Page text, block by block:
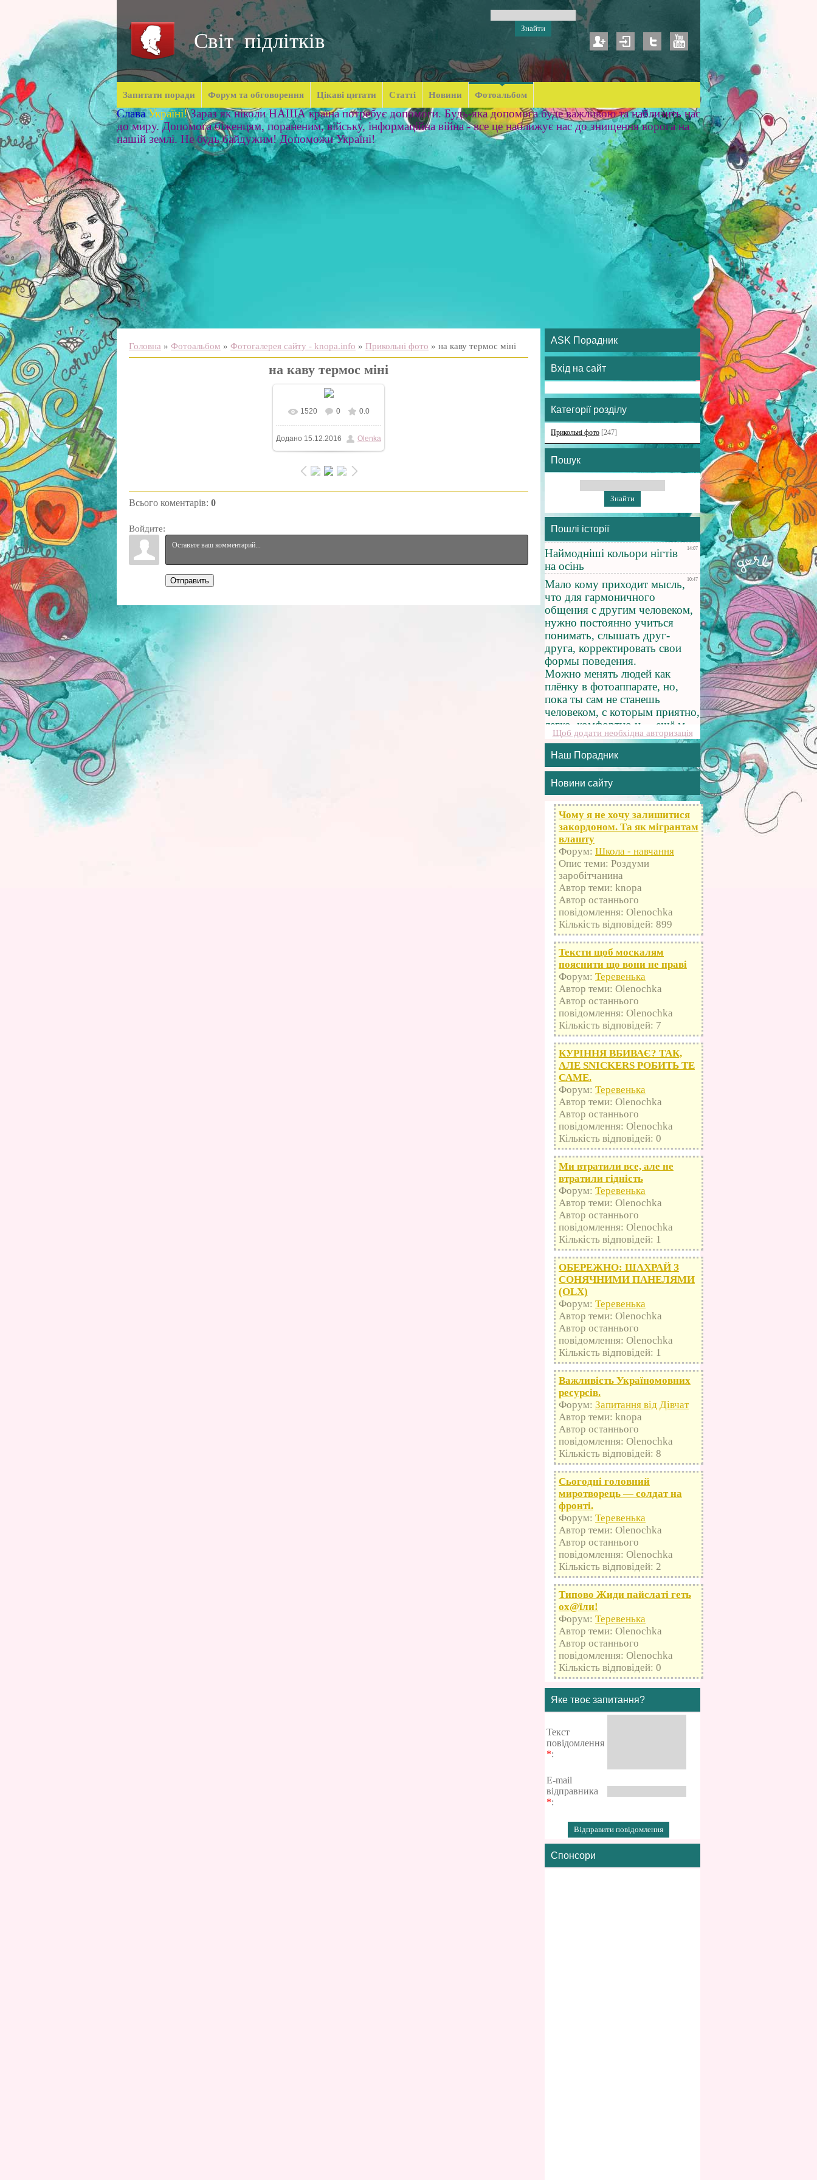
Світ підлітків
Запитати поради Форум та обговорення Цікаві цитати Статті Новини Фотоальбом
Слава Україні! Зараз як ніколи НАША країна потребує допомоги. Будь-яка допомога буде важливою та наблизить нас
до миру. Допомога біженцям, пораненим, війську, інформаційна війна - все це наближує нас до знищення ворога на
нашій землі. Не будь байдужим! Допоможи Україні!
Головна » Фотоальбом » Фотогалерея сайту - knopa.info » Прикольні фото » на каву термос міні
на каву термос міні
У реальному розмірі
600x600/ 16.6Kb
1520 0 0.0
Додано 15.12.2016 Olenka
Всього коментарів: 0
Войдите:
Отправить
ASK Порадник
Вхід на сайт
Категорії розділу
Прикольні фото [247]
Пошук
Пошлі історії
Щоб додати необхідна авторизація
Наш Порадник
Новини сайту
Чому я не хочу залишитися
закордоном. Та як мігрантам
влашту
Форум: Школа - навчання
Опис теми: Роздуми
заробітчанина
Автор теми: knopa
Автор останнього
повідомлення: Olenochka
Кількість відповідей: 899
Тексти щоб москалям
пояснити що вони не праві
Форум: Теревенька
Автор теми: Olenochka
Автор останнього
повідомлення: Olenochka
Кількість відповідей: 7
КУРІННЯ ВБИВАЄ? ТАК,
АЛЕ SNICKERS РОБИТЬ ТЕ
САМЕ.
Форум: Теревенька
Автор теми: Olenochka
Автор останнього
повідомлення: Olenochka
Кількість відповідей: 0
Ми втратили все, але не
втратили гідність
Форум: Теревенька
Автор теми: Olenochka
Автор останнього
повідомлення: Olenochka
Кількість відповідей: 1
ОБЕРЕЖНО: ШАХРАЙ З
СОНЯЧНИМИ ПАНЕЛЯМИ
(OLX)
Форум: Теревенька
Автор теми: Olenochka
Автор останнього
повідомлення: Olenochka
Кількість відповідей: 1
Важливість Україномовних
ресурсів.
Форум: Запитання від Дівчат
Автор теми: knopa
Автор останнього
повідомлення: Olenochka
Кількість відповідей: 8
Сьогодні головний
миротворець — солдат на
фронті.
Форум: Теревенька
Автор теми: Olenochka
Автор останнього
повідомлення: Olenochka
Кількість відповідей: 2
Типово Жиди пайслаті геть
оx@їли!
Форум: Теревенька
Автор теми: Olenochka
Автор останнього
повідомлення: Olenochka
Кількість відповідей: 0
Яке твоє запитання?
Текст
повідомлення
*:
E-mail
відправника
*:
Спонсори